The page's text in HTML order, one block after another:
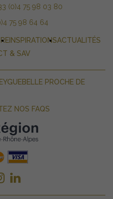
(0)4 75 98 03 80
75 98 64 64
INSPIRATIONSACTUALITÉS
& SAV
PROCHE DE
NOS FAQS